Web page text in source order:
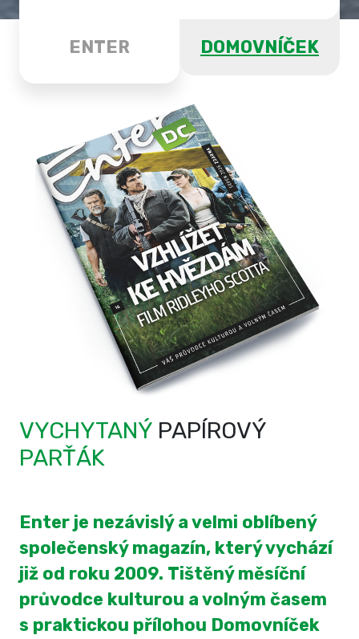
ENTER DOMOVNÍČEK
VYCHYTANÝ PAPÍROVÝ
PARŤÁK
Enter je nezávislý a velmi oblíbený
společenský magazín, který vychází
již od roku 2009. Tištěný měsíční
průvodce kulturou a volným časem
s praktickou přílohou Domovníček